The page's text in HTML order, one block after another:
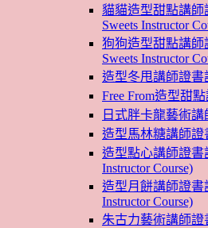
貓貓造型甜點講師
Sweets Instructor
狗狗造型甜點講師
Sweets Instructor
造型冬甩講師證書
Free From造型甜
日式胖卡龍藝術
造型馬林糖講師證
造型點心講師證書
Instructor Course)
造型月餅講師證書
Instructor Course)
朱古力藝術講師證